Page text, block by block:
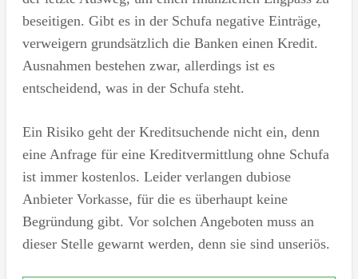
beseitigen. Gibt es in der Schufa negative Einträge,
verweigern grundsätzlich die Banken einen Kredit.
Ausnahmen bestehen zwar, allerdings ist es
entscheidend, was in der Schufa steht.
Ein Risiko geht der Kreditsuchende nicht ein, denn
eine Anfrage für eine Kreditvermittlung ohne Schufa
ist immer kostenlos. Leider verlangen dubiose
Anbieter Vorkasse, für die es überhaupt keine
Begründung gibt. Vor solchen Angeboten muss an
dieser Stelle gewarnt werden, denn sie sind unseriös.